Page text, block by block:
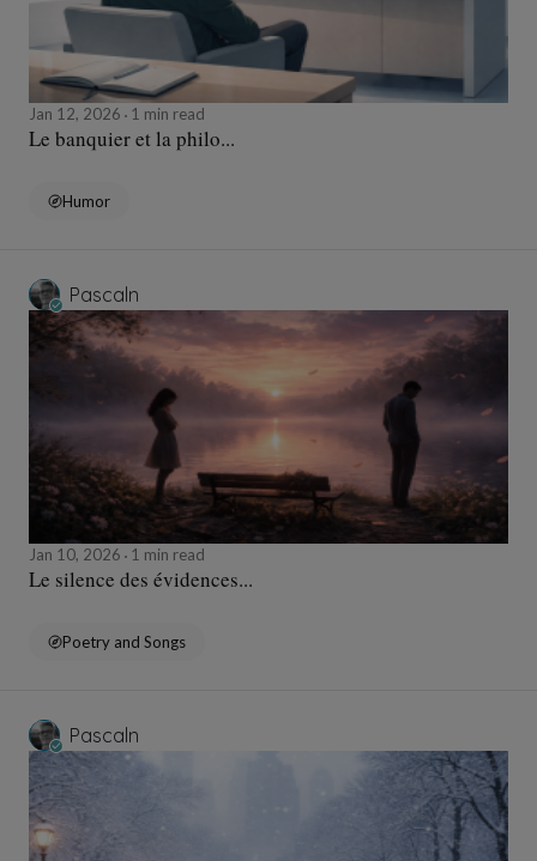
Jan 12, 2026 1 min read
Le banquier et la philo...
Humor
Pascaln
Jan 10, 2026 1 min read
Le silence des évidences...
Poetry and Songs
Pascaln